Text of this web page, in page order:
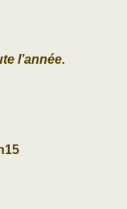
l’année.